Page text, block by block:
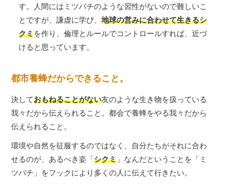
す。人間にはミツバチのような習性がないので難しいこ
とですが、謙虚に学び、地球の営みに合わせて生きるシ
クミを作り、倫理とルールでコントロールすれば、近づ
けると思っています。
都市養蜂だからできること。
決しておもねることがない友のような生き物を扱っている
我々だから伝えられること。都会で養蜂をやる我々だから
伝えられること。
環境や自然を征服するのではなく、自分たちがそれに合わ
せるのが、あるべき姿「シクミ 」なんだということを「ミ
ツバチ」をフックにより多くの人に伝えて行きたい。